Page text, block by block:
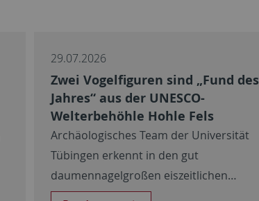
29.07.2026
Zwei Vogelfiguren sind „Fund des
Jahres“ aus der UNESCO-
Welterbehöhle Hohle Fels
Archäologisches Team der Universität
Tübingen erkennt in den gut
daumennagelgroßen eiszeitlichen…